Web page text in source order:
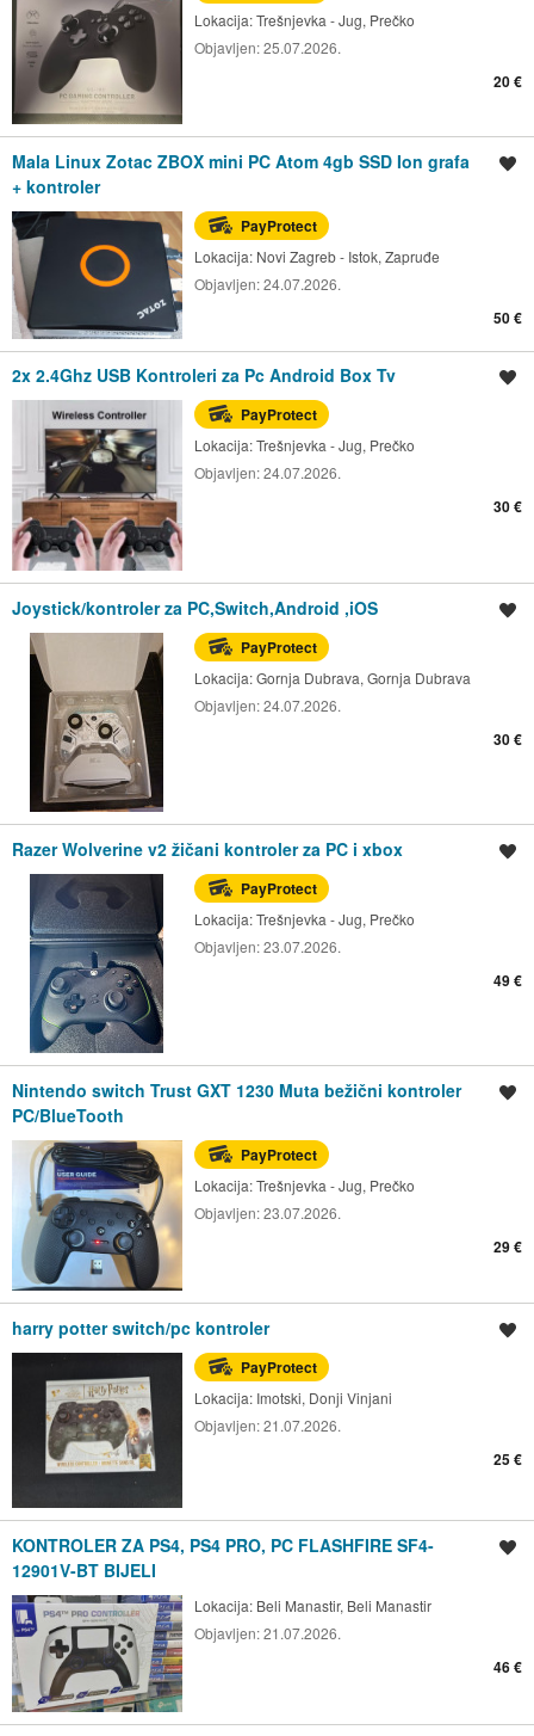
Lokacija:Trešnjevka - Jug, Prečko
Objavljen:25.07.2026.
20 €
Mala Linux Zotac ZBOX mini PC Atom 4gb SSD Ion grafa
+ kontroler
PayProtect
Lokacija: Novi Zagreb - Istok, Zapruđe
Objavljen:24.07.2026.
50 €
2x 2.4Ghz USB Kontroleri za Pc Android Box Tv
PayProtect
Lokacija:Trešnjevka - Jug, Prečko
Objavljen:24.07.2026.
30 €
Joystick/kontroler za PC,Switch,Android ,iOS
PayProtect
Lokacija:Gornja Dubrava, Gornja Dubrava
Objavljen:24.07.2026.
30 €
Razer Wolverine v2 žičani kontroler za PC i xbox
PayProtect
Lokacija:Trešnjevka - Jug, Prečko
Objavljen:23.07.2026.
49 €
Nintendo switch Trust GXT 1230 Muta bežični kontroler
PC/BlueTooth
PayProtect
Lokacija:Trešnjevka - Jug, Prečko
Objavljen:23.07.2026.
29 €
harry potter switch/pc kontroler
PayProtect
Lokacija: Imotski, Donji Vinjani
Objavljen:21.07.2026.
25 €
KONTROLER ZA PS4, PS4 PRO, PC FLASHFIRE SF4-
12901V-BT BIJELI
Lokacija: Beli Manastir, Beli Manastir
Objavljen:21.07.2026.
46 €